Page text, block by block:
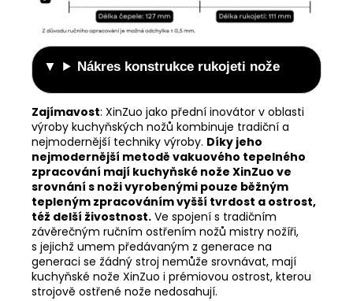
Nákres konstrukce rukojeti nože
Zajímavost: XinZuo jako přední inovátor v oblasti
výroby kuchyňských nožů kombinuje tradiční a
nejmodernější techniky výroby. Díky jeho
nejmodernější metodě vakuového tepelného
zpracování mají kuchyňské nože XinZuo ve
srovnání s noži vyrobenými pouze běžným
tepleným zpracováním vyšší tvrdost a ostrost,
též delší živostnost. Ve spojení s tradičním
závěrečným ručním ostřením nožů mistry nožíři,
s jejichž umem předávaným z generace na
generaci se žádný stroj nemůže srovnávat, mají
kuchyňské nože XinZuo i prémiovou ostrost, kterou
strojově ostřené nože nedosahují.